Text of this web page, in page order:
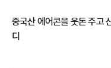
중국산 에어콘을 웃돈 주고
디